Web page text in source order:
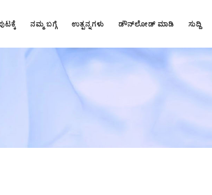
ನಮ್ಮ ಬಗ್ಗೆ ಉತ್ಪನ್ನಗಳು ಡೌನ್‌ಲೋಡ್ ಮಾಡಿ ಸುದ್ದಿ